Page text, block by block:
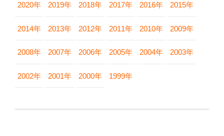
2020年 2019年 2018年 2017年 2016年 2015年
2014年 2013年 2012年 2011年 2010年 2009年
2008年 2007年 2006年 2005年 2004年 2003年
2002年 2001年 2000年 1999年